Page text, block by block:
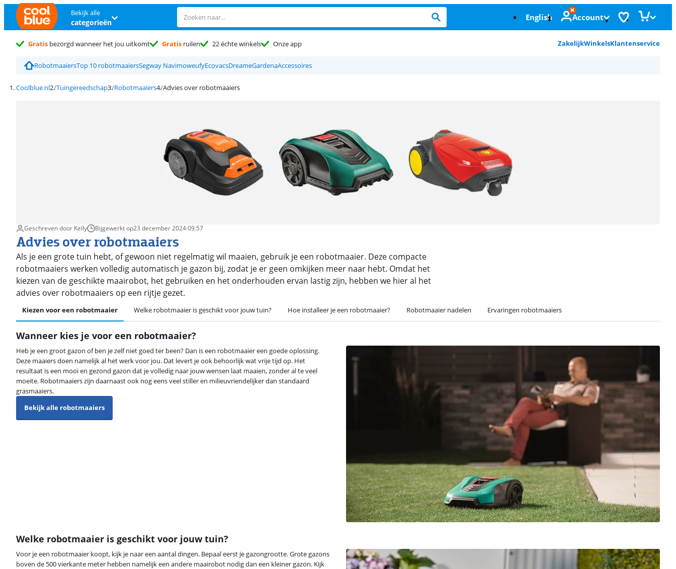
Bekijk alle
categorieën English Account
Gratis bezorgd wanneer het jou uitkomt Gratis ruilen 22 échte winkels Onze app ZakelijkWinkelsKlantenservice
RobotmaaiersTop 10 robotmaaiersSegway NavimoweufyEcovacsDreameGardenaAccessoires
Coolblue.nl Tuingereedschap Robotmaaiers Advies over robotmaaiers
Geschreven door Kelly Bijgewerkt op23 december 2024·09.57
Advies over robotmaaiers
Als je een grote tuin hebt, of gewoon niet regelmatig wil maaien, gebruik je een robotmaaier. Deze compacte
robotmaaiers werken volledig automatisch je gazon bij, zodat je er geen omkijken meer naar hebt. Omdat het
kiezen van de geschikte maairobot, het gebruiken en het onderhouden ervan lastig zijn, hebben we hier al het
advies over robotmaaiers op een rijtje gezet.
Kiezen voor een robotmaaier Welke robotmaaier is geschikt voor jouw tuin? Hoe installeer je een robotmaaier? Robotmaaier nadelen Ervaringen robotmaaiers
Wanneer kies je voor een robotmaaier?
Heb je een groot gazon of ben je zelf niet goed ter been? Dan is een robotmaaier een goede oplossing.
Deze maaiers doen namelijk al het werk voor jou. Dat levert je ook behoorlijk wat vrije tijd op. Het
resultaat is een mooi en gezond gazon dat je volledig naar jouw wensen laat maaien, zonder al te veel
moeite. Robotmaaiers zijn daarnaast ook nog eens veel stiller en milieuvriendelijker dan standaard
grasmaaiers.
Bekijk alle robotmaaiers
Welke robotmaaier is geschikt voor jouw tuin?
Voor je een robotmaaier koopt, kijk je naar een aantal dingen. Bepaal eerst je gazongrootte. Grote gazons
boven de 500 vierkante meter hebben namelijk een andere maairobot nodig dan een kleiner gazon. Kijk